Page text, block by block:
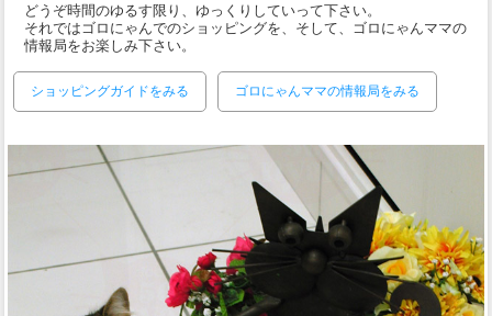
どうぞ時間のゆるす限り、ゆっくりしていって下さい。
それではゴロにゃんでのショッピングを、そして、ゴロにゃんママの
情報局をお楽しみ下さい。
ショッピングガイドをみる ゴロにゃんママの情報局をみる